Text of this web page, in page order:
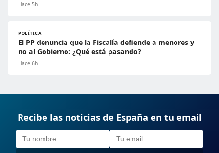
Hace 5h
POLÍTICA
El PP denuncia que la Fiscalía defiende a menores y
no al Gobierno: ¿Qué está pasando?
Hace 6h
Recibe las noticias de España en tu email